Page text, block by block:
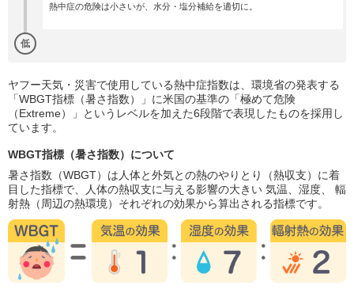
低
熱中症の危険は小さいが、水分・塩分補給を適切に。
ヤフー天気・災害で使用している熱中症指数は、環境省の発表する
「WBGT指標（暑さ指数）」に米国の基準の「極めて危険
（Extreme）」というレベルを加えた6段階で表現したものを採用し
ています。
WBGT指標（暑さ指数）について
暑さ指数（WBGT）は人体と外気との熱のやりとり（熱収支）に着
目した指標で、人体の熱収支に与える影響の大きい 気温、湿度、 輻
射熱（周辺の熱環境）それぞれの効果から算出される指標です。